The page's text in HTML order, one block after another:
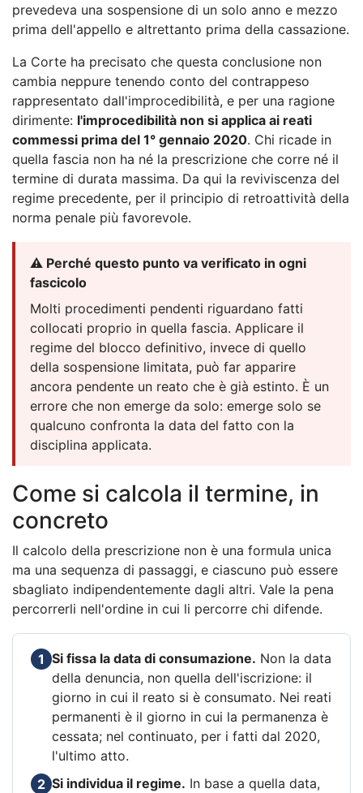
prevedeva una sospensione di un solo anno e mezzo
prima dell'appello e altrettanto prima della cassazione.
La Corte ha precisato che questa conclusione non
cambia neppure tenendo conto del contrappeso
rappresentato dall'improcedibilità, e per una ragione
dirimente: l'improcedibilità non si applica ai reati
commessi prima del 1° gennaio 2020. Chi ricade in
quella fascia non ha né la prescrizione che corre né il
termine di durata massima. Da qui la reviviscenza del
regime precedente, per il principio di retroattività della
norma penale più favorevole.
⚠️ Perché questo punto va verificato in ogni
fascicolo
Molti procedimenti pendenti riguardano fatti
collocati proprio in quella fascia. Applicare il
regime del blocco definitivo, invece di quello
della sospensione limitata, può far apparire
ancora pendente un reato che è già estinto. È un
errore che non emerge da solo: emerge solo se
qualcuno confronta la data del fatto con la
disciplina applicata.
Come si calcola il termine, in
concreto
Il calcolo della prescrizione non è una formula unica
ma una sequenza di passaggi, e ciascuno può essere
sbagliato indipendentemente dagli altri. Vale la pena
percorrerli nell'ordine in cui li percorre chi difende.
1 Si fissa la data di consumazione. Non la data
della denuncia, non quella dell'iscrizione: il
giorno in cui il reato si è consumato. Nei reati
permanenti è il giorno in cui la permanenza è
cessata; nel continuato, per i fatti dal 2020,
l'ultimo atto.
2 Si individua il regime. In base a quella data,